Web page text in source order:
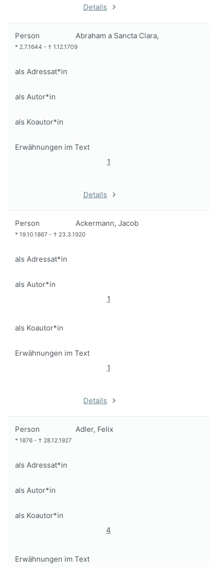
Details
Person Abraham a Sancta Clara,
* 2.7.1644 - † 1.12.1709
als Adressat*in
als Autor*in
als Koautor*in
Erwähnungen im Text
1
Details
Person Ackermann, Jacob
* 19.10.1867 - † 23.3.1920
als Adressat*in
als Autor*in
1
als Koautor*in
Erwähnungen im Text
1
Details
Person Adler, Felix
* 1876 - † 28.12.1927
als Adressat*in
als Autor*in
als Koautor*in
4
Erwähnungen im Text